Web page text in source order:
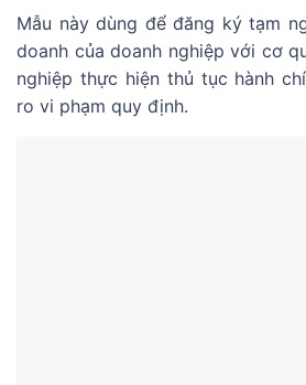
Mẫu này dùng để đăng ký tạm
doanh của doanh nghiệp với cơ
nghiệp thực hiện thủ tục hành
ro vi phạm quy định.